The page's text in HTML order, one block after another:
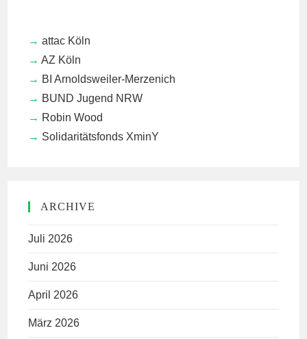
attac Köln
AZ Köln
BI Arnoldsweiler-Merzenich
BUND Jugend NRW
Robin Wood
Solidaritätsfonds XminY
ARCHIVE
Juli 2026
Juni 2026
April 2026
März 2026